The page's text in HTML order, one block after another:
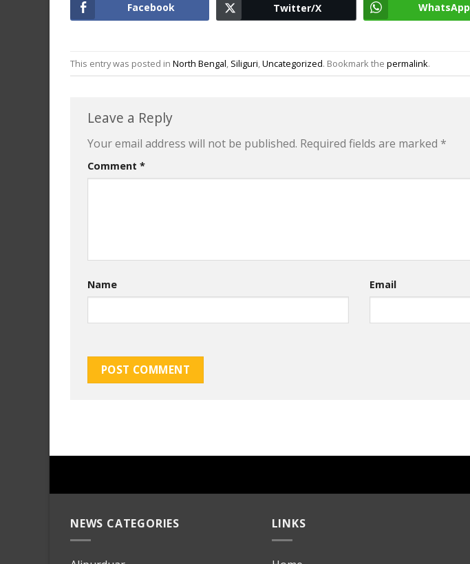
Facebook Twitter/X WhatsApp
This entry was posted in North Bengal, Siliguri,Uncategorized. Bookmark the permalink.
Leave a Reply
Your email address will not be published. Required fields are marked *
Comment *
Name Email
NEWS CATEGORIES LINKS